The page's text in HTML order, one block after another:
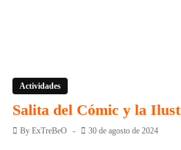
Actividades
Salita del Cómic y la
By ExTreBeO 30 de agosto de 2024